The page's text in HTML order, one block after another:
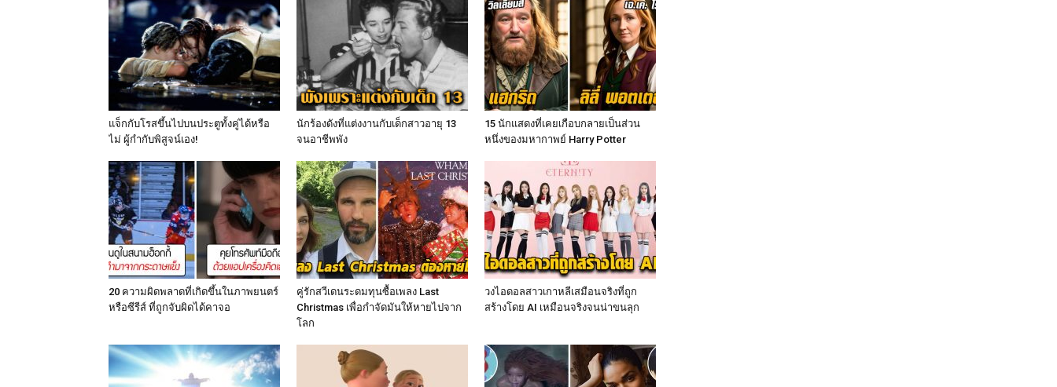
แจ็กกับโรสขึ้นไปบนประตูทั้งคู่ได้หรือ
ไม่ ผู้กำกับพิสูจน์เอง!
นักร้องดังที่แต่งงานกับเด็กสาวอายุ 13
จนอาชีพพัง
15 นักแสดงที่เคยเกือบกลายเป็นส่วน
หนึ่งของมหากาพย์ Harry Potter
20 ความผิดพลาดที่เกิดขึ้นในภาพยนตร์
หรือซีรีส์ ที่ถูกจับผิดได้คาจอ
คู่รักสวีเดนระดมทุนซื้อเพลง Last
Christmas เพื่อกำจัดมันให้หายไปจาก
โลก
วงไอดอลสาวเกาหลีเสมือนจริงที่ถูก
สร้างโดย AI เหมือนจริงจนน่าขนลุก